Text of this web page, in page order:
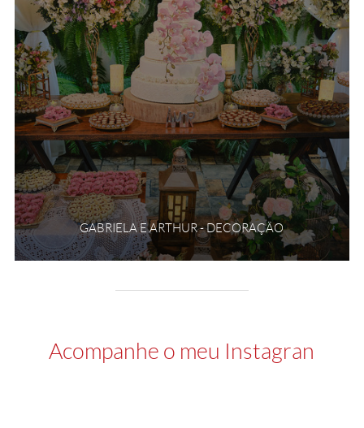
GABRIELA E ARTHUR - DECORAÇÃO
Acompanhe o meu Instagran